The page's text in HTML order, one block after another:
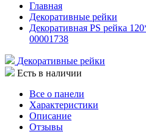
Главная
Декоративные рейки
Декоративная PS рейка
00001738
Декоративные рейки
Есть в наличии
Все о панели
Характеристики
Описание
Отзывы